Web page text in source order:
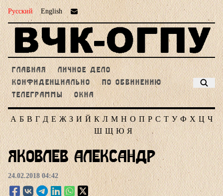
Русский English
ГЛАВНАЯ
ЛИЧНОЕ ДЕЛО
КОНФИДЕНЦИАЛЬНО
ПО ОБВИНЕНИЮ
ТЕЛЕГРАММЫ
ОКНА
А Б В Г Д Е Ж З И Й К Л М Н О П Р С Т У Ф Х Ц Ч
Ш Щ Ю Я
Яковлев Александр
24.02.2018 04:42